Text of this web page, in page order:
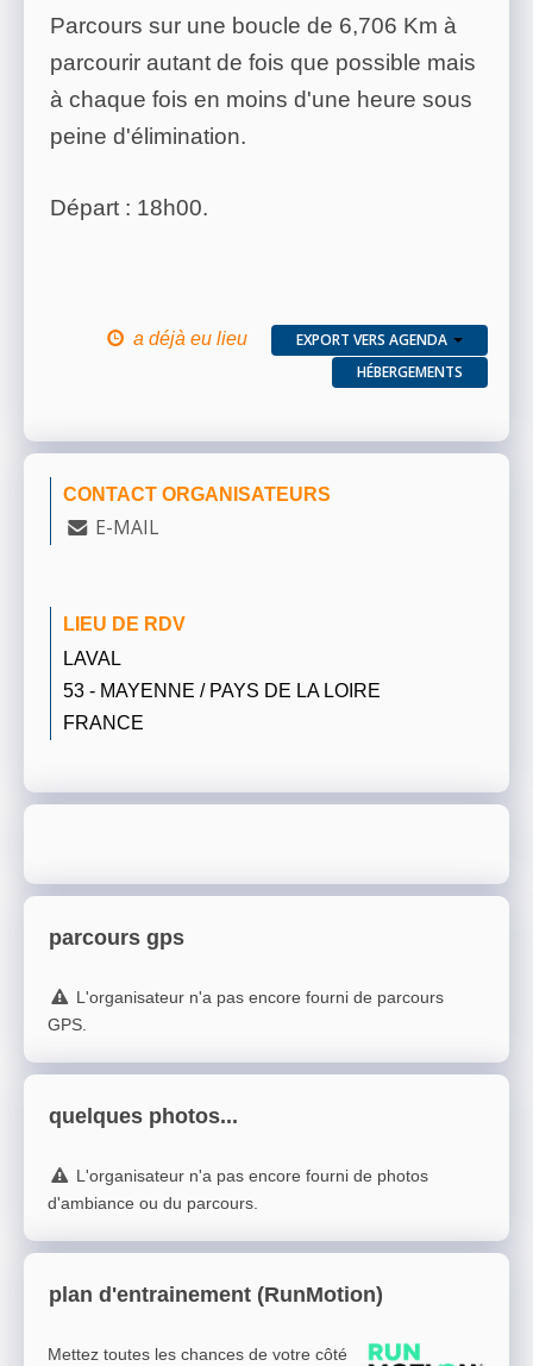
Parcours sur une boucle de 6,706 Km à
parcourir autant de fois que possible mais
à chaque fois en moins d'une heure sous
peine d'élimination.
Départ : 18h00.
a déjà eu lieu
EXPORT VERS AGENDA
HÉBERGEMENTS
CONTACT ORGANISATEURS
E-MAIL
LIEU DE RDV
LAVAL
53 - MAYENNE / PAYS DE LA LOIRE
FRANCE
parcours gps
L'organisateur n'a pas encore fourni de parcours
GPS.
quelques photos...
L'organisateur n'a pas encore fourni de photos
d'ambiance ou du parcours.
plan d'entrainement (RunMotion)
Mettez toutes les chances de votre côté